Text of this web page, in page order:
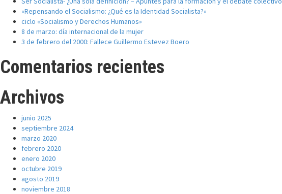
«Repensando el Socialismo: ¿Qué es la Identidad Socialista?»
ciclo «Socialismo y Derechos Humanos»
8 de marzo: día internacional de la mujer
3 de febrero del 2000: Fallece Guillermo Estevez Boero
Comentarios recientes
Archivos
junio 2025
septiembre 2024
marzo 2020
febrero 2020
enero 2020
octubre 2019
agosto 2019
noviembre 2018